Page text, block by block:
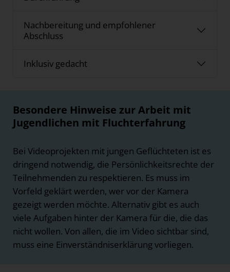
Nachbereitung und empfohlener
Abschluss
Inklusiv gedacht
Besondere Hinweise zur Arbeit mit
Jugendlichen mit Fluchterfahrung
Bei Videoprojekten mit jungen Geflüchteten ist es
dringend notwendig, die Persönlichkeitsrechte der
Teilnehmenden zu respektieren. Es muss im
Vorfeld geklärt werden, wer vor der Kamera
gezeigt werden möchte. Alternativ gibt es auch
viele Aufgaben hinter der Kamera für die, die das
nicht wollen. Von allen, die im Video sichtbar sind,
muss eine Einverständniserklärung vorliegen.